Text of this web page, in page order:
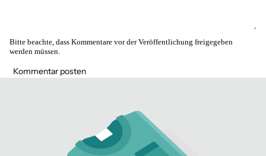
Bitte beachte, dass Kommentare vor der Veröffentlichung freigegeben
werden müssen.
Kommentar posten